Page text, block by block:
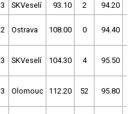
3 SKVeselí 93.10 2 94.20
2 Ostrava 108.00 0 94.40
3 SKVeselí 104.30 4 95.50
3 Olomouc 112.20 52 95.80